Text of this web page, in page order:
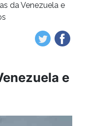
da Venezuela e
e